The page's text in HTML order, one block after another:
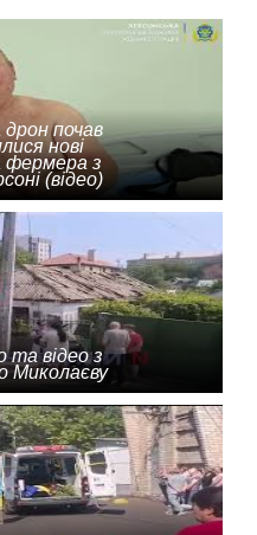
почав
нові
фермера з
(відео)
та відео з
Миколаєву